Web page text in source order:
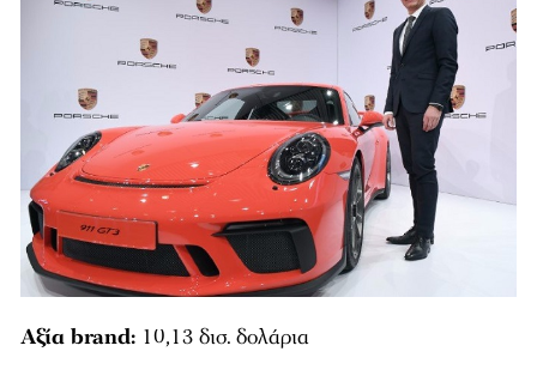
Αξία brand: 10,13 δισ. δολάρια